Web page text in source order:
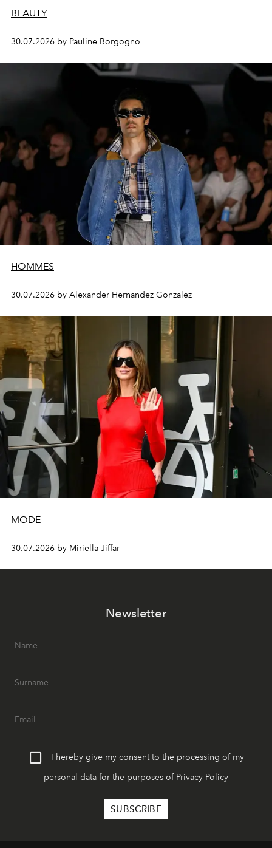
BEAUTY
30.07.2026 by Pauline Borgogno
HOMMES
30.07.2026 by Alexander Hernandez Gonzalez
MODE
30.07.2026 by Miriella Jiffar
Newsletter
I hereby give my consent to the processing of my
personal data for the purposes of Privacy Policy